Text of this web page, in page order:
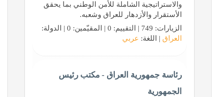
والاستراتيجية الشاملة للأمن الوطني بما يحقق
الأستقرار والأزدهار للعراق وشعبه.
الزيارات: 749 | التقييم: 0 | المقيّمين: 0 | الدولة:
العراق | اللغة: عربي
رئاسة جمهورية العراق - مكتب رئيس
الجمهورية